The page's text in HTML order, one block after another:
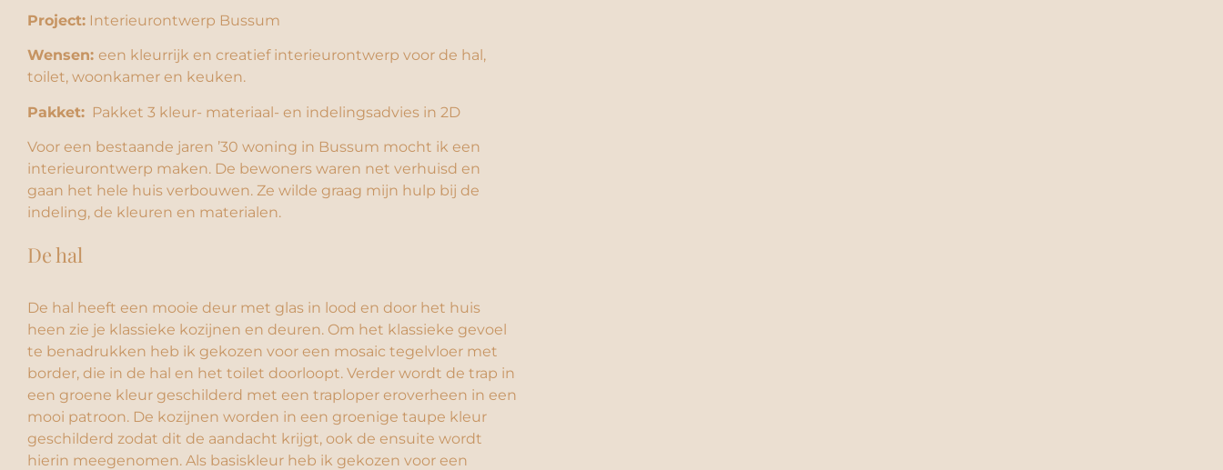
Project: Interieurontwerp Bussum
Wensen: een kleurrijk en creatief interieurontwerp voor de hal,
toilet, woonkamer en keuken.
Pakket: Pakket 3 kleur- materiaal- en indelingsadvies in 2D
Voor een bestaande jaren ’30 woning in Bussum mocht ik een
interieurontwerp maken. De bewoners waren net verhuisd en
gaan het hele huis verbouwen. Ze wilde graag mijn hulp bij de
indeling, de kleuren en materialen.
De hal
De hal heeft een mooie deur met glas in lood en door het huis
heen zie je klassieke kozijnen en deuren. Om het klassieke gevoel
te benadrukken heb ik gekozen voor een mosaic tegelvloer met
border, die in de hal en het toilet doorloopt. Verder wordt de trap in
een groene kleur geschilderd met een traploper eroverheen in een
mooi patroon. De kozijnen worden in een groenige taupe kleur
geschilderd zodat dit de aandacht krijgt, ook de ensuite wordt
hierin meegenomen. Als basiskleur heb ik gekozen voor een